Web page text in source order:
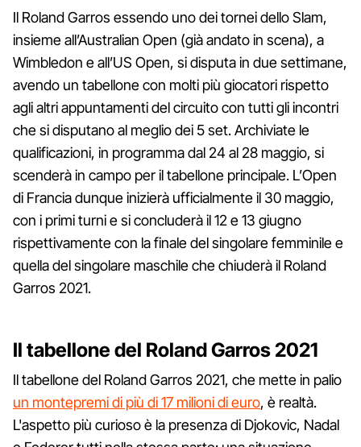
Il Roland Garros essendo uno dei tornei dello Slam,
insieme all’Australian Open (già andato in scena), a
Wimbledon e all’US Open, si disputa in due settimane,
avendo un tabellone con molti più giocatori rispetto
agli altri appuntamenti del circuito con tutti gli incontri
che si disputano al meglio dei 5 set. Archiviate le
qualificazioni, in programma dal 24 al 28 maggio, si
scenderà in campo per il tabellone principale. L’Open
di Francia dunque inizierà ufficialmente il 30 maggio,
con i primi turni e si concluderà il 12 e 13 giugno
rispettivamente con la finale del singolare femminile e
quella del singolare maschile che chiuderà il Roland
Garros 2021.
Il tabellone del Roland Garros 2021
Il tabellone del Roland Garros 2021, che mette in palio
un montepremi di più di 17 milioni di euro, è realtà.
L'aspetto più curioso è la presenza di Djokovic, Nadal